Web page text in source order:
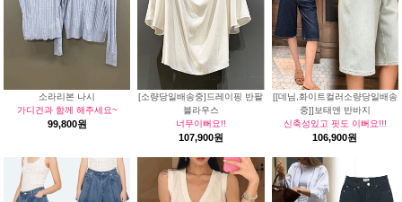
소라리본 나시
가디건과 함께 해주세요~
99,800원
[소량당일배송중]드레이핑 반팔
블라우스
너무이뻐요!!
107,900원
[[데님,화이트컬러소량당일배송
중]]보태앤 반바지
신축성있고 핏도 이뻐요!!!
106,900원